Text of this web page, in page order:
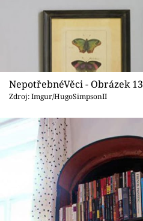
NepotřebnéVěci - Obrázek 13
Zdroj: Imgur/HugoSimpsonII